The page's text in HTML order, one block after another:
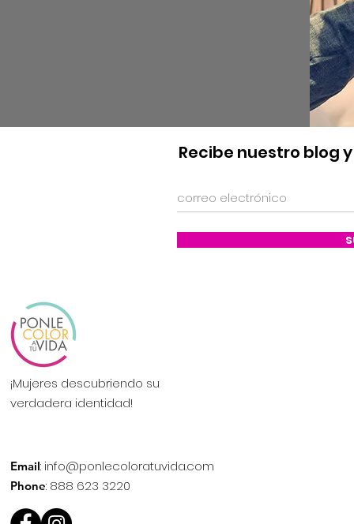
Recibe nuestro blog
¡Mujeres descubriendo su
verdadera identidad!
Email: info@ponlecoloratuvida.com
Phone: 888 623 3220